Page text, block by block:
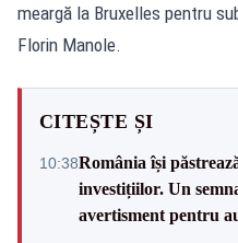
meargă la Bruxelles pentru
Florin Manole.
CITEȘTE ȘI
10:38România își
investițiilor. Un
avertisment pentru